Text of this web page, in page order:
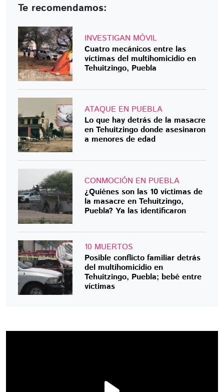
Te recomendamos:
INVESTIGAN MÓVIL
Cuatro mecánicos entre las
víctimas del multihomicidio en
Tehuitzingo, Puebla
ATAQUE EN PUEBLA
Lo que hay detrás de la masacre
en Tehuitzingo donde asesinaron
a menores de edad
CONMOCIÓN EN PUEBLA
¿Quiénes son las 10 víctimas de
la masacre en Tehuitzingo,
Puebla? Ya las identificaron
10 MUERTOS
Posible conflicto familiar detrás
del multihomicidio en
Tehuitzingo, Puebla; bebé entre
víctimas